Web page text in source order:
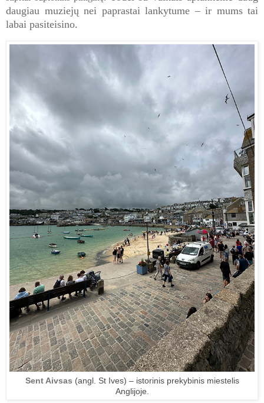
daugiau muziejų nei paprastai lankytume – ir mums tai
labai pasiteisino.
Sent Aivsas (angl. St Ives) – istorinis prekybinis miestelis
Anglijoje.